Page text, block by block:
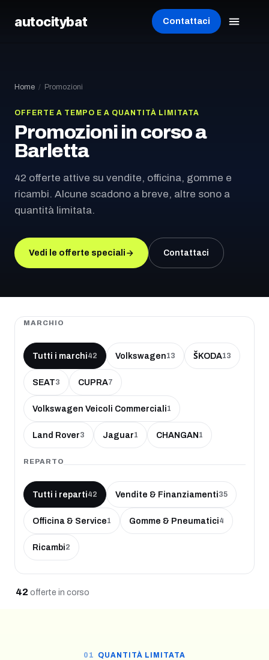
autocitybat Contattaci
Home / Promozioni
OFFERTE A TEMPO E A QUANTITÀ LIMITATA
Promozioni in corsoa
Barletta
42 offerte attive su vendite, officina, gomme e
ricambi. Alcune scadono a breve, altre sono a
quantità limitata.
Vedi le offerte speciali Contattaci
MARCHIO
Tutti i marchi42 Volkswagen13 ŠKODA13
SEAT3 CUPRA7
Volkswagen Veicoli Commerciali1
Land Rover3 Jaguar1 CHANGAN1
REPARTO
Tutti i reparti42 Vendite & Finanziamenti35
Officina & Service1 Gomme & Pneumatici4
Ricambi2
42 offerte in corso
QUANTITÀ LIMITATA